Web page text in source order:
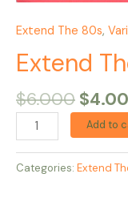
Extend The 80s,
Extend
$6.000 $
Add to
Categories: Extend